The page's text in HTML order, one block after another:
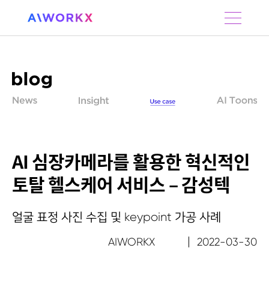
AI 심장카메라를 활용한 혁신적인
토탈 헬스케어 서비스 – 감성텍
AIWORKX 2022-03-30
얼굴 표정 사진 수집 및 keypoint 가공 사례